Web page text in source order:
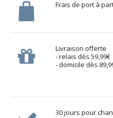
Frais de port à
Livraison offerte
- relais dès 59,99€
- domicile dès
30 jours pour